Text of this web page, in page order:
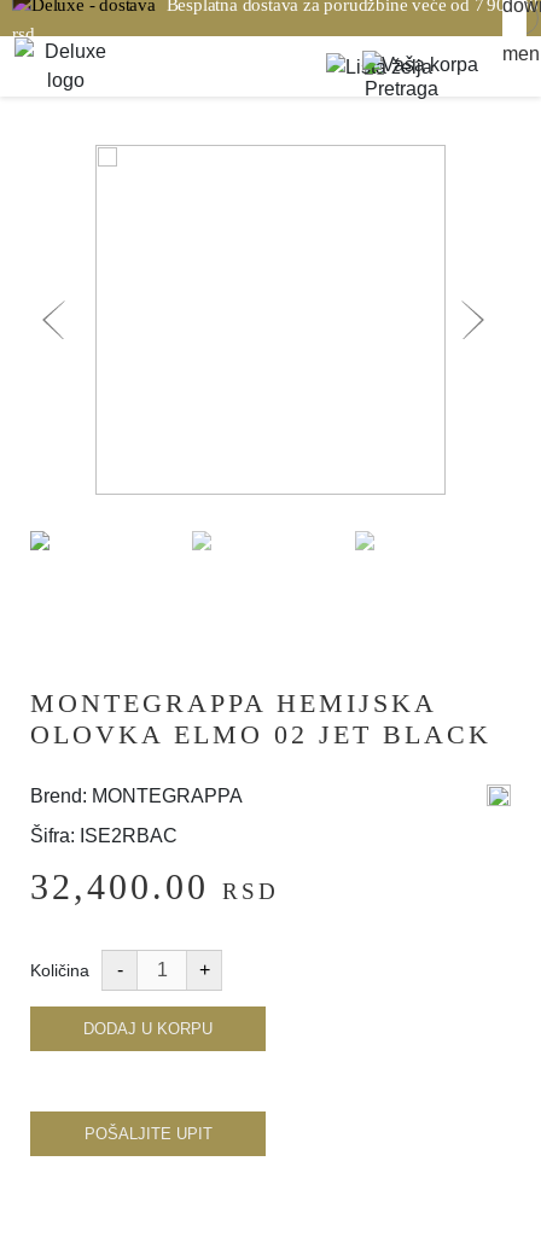
Besplatna dostava za porudžbine veće od 7 900,00
rsd
MONTEGRAPPA HEMIJSKA
OLOVKA ELMO 02 JET BLACK
Brend: MONTEGRAPPA
Šifra: ISE2RBAC
32,400.00 RSD
Količina
DODAJ U KORPU
POŠALJITE UPIT